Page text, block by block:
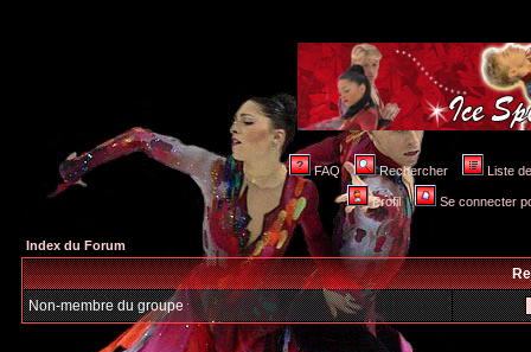
FAQ Rechercher Liste
Profil Se connecter
Index du Forum
Non-membre du groupe